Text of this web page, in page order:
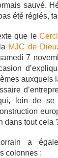
sauvé.
été réglés,
que le
MJC de
7
auxquels
loin de
dans tout cela
a
colonnes :